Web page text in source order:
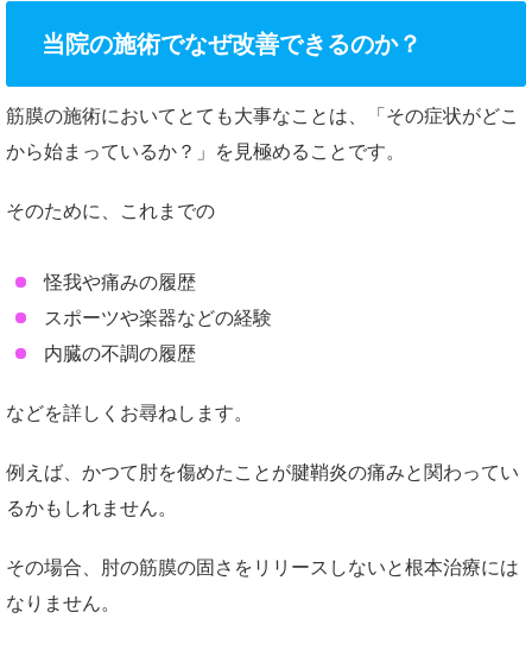
当院の施術でなぜ改善できるのか？
筋膜の施術においてとても大事なことは、「その症状がどこ
から始まっているか？」を見極めることです。
そのために、これまでの
怪我や痛みの履歴
スポーツや楽器などの経験
内臓の不調の履歴
などを詳しくお尋ねします。
例えば、かつて肘を傷めたことが腱鞘炎の痛みと関わってい
るかもしれません。
その場合、肘の筋膜の固さをリリースしないと根本治療には
なりません。